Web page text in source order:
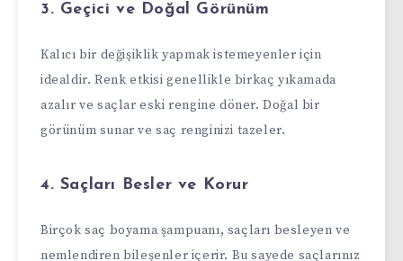
3. Geçici ve Doğal Görünüm
Kalıcı bir değişiklik yapmak istemeyenler için
idealdir. Renk etkisi genellikle birkaç yıkamada
azalır ve saçlar eski rengine döner. Doğal bir
görünüm sunar ve saç renginizi tazeler.
4. Saçları Besler ve Korur
Birçok saç boyama şampuanı, saçları besleyen ve
nemlendiren bileşenler içerir. Bu sayede saçlarınız